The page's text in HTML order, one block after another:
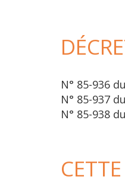
N° 85-936
N° 85-937
N° 85-938